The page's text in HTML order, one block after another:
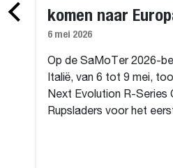
komen naar
6 mei 2026
Op de SaMoTer 2026-
Italië, van 6 tot 9 mei,
Next Evolution R-Series
Rupsladers voor het